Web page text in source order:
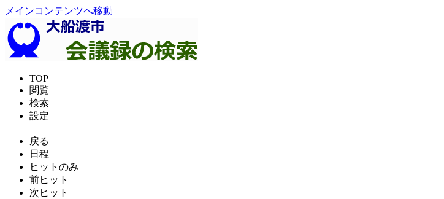
メインコンテンツへ移動
TOP
閲覧
検索
設定
戻る
日程
ヒットのみ
前ヒット
次ヒット